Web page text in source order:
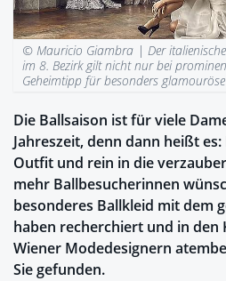
© Mauricio Giambra |Der
im 8. Bezirk gilt nicht nur bei
Geheimtipp für besonders
Die Ballsaison ist für viele
Jahreszeit, denn dann heißt
Outfit und rein in die
mehr Ballbesucherinnen
besonderes Ballkleid mit dem
haben recherchiert und in den
Wiener Modedesignern
Sie gefunden.